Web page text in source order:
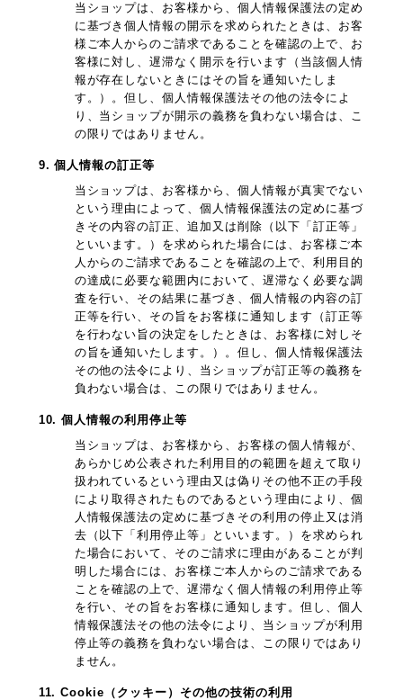
当ショップは、お客様から、個人情報保護法の定め
に基づき個人情報の開示を求められたときは、お客
様ご本人からのご請求であることを確認の上で、お
客様に対し、遅滞なく開示を行います（当該個人情
報が存在しないときにはその旨を通知いたしま
す。）。但し、個人情報保護法その他の法令によ
り、当ショップが開示の義務を負わない場合は、こ
の限りではありません。
9. 個人情報の訂正等
当ショップは、お客様から、個人情報が真実でない
という理由によって、個人情報保護法の定めに基づ
きその内容の訂正、追加又は削除（以下「訂正等」
といいます。）を求められた場合には、お客様ご本
人からのご請求であることを確認の上で、利用目的
の達成に必要な範囲内において、遅滞なく必要な調
査を行い、その結果に基づき、個人情報の内容の訂
正等を行い、その旨をお客様に通知します（訂正等
を行わない旨の決定をしたときは、お客様に対しそ
の旨を通知いたします。）。但し、個人情報保護法
その他の法令により、当ショップが訂正等の義務を
負わない場合は、この限りではありません。
10. 個人情報の利用停止等
当ショップは、お客様から、お客様の個人情報が、
あらかじめ公表された利用目的の範囲を超えて取り
扱われているという理由又は偽りその他不正の手段
により取得されたものであるという理由により、個
人情報保護法の定めに基づきその利用の停止又は消
去（以下「利用停止等」といいます。）を求められ
た場合において、そのご請求に理由があることが判
明した場合には、お客様ご本人からのご請求である
ことを確認の上で、遅滞なく個人情報の利用停止等
を行い、その旨をお客様に通知します。但し、個人
情報保護法その他の法令により、当ショップが利用
停止等の義務を負わない場合は、この限りではあり
ません。
11. Cookie（クッキー）その他の技術の利用